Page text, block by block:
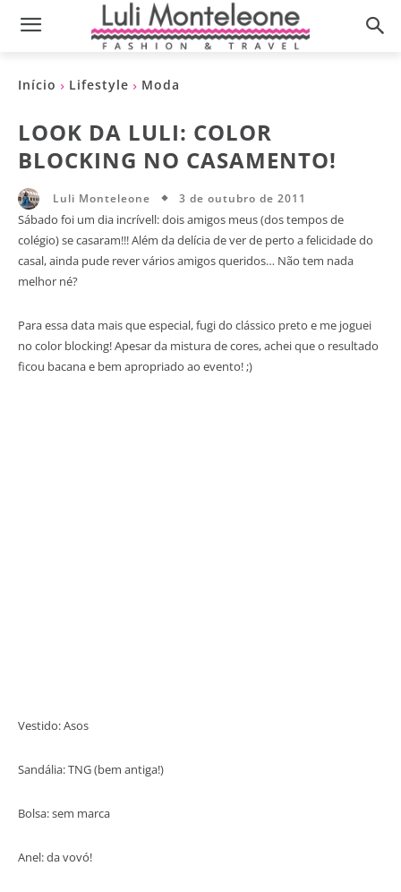
Início Lifestyle Moda
LOOK DA LULI: COLOR
BLOCKING NO CASAMENTO!
Luli Monteleone 3 de outubro de 2011
Sábado foi um dia incrívell: dois amigos meus (dos tempos de
colégio) se casaram!!! Além da delícia de ver de perto a felicidade do
casal, ainda pude rever vários amigos queridos… Não tem nada
melhor né?
Para essa data mais que especial, fugi do clássico preto e me joguei
no color blocking! Apesar da mistura de cores, achei que o resultado
ficou bacana e bem apropriado ao evento! ;)
Vestido: Asos
Sandália: TNG (bem antiga!)
Bolsa: sem marca
Anel: da vovó!